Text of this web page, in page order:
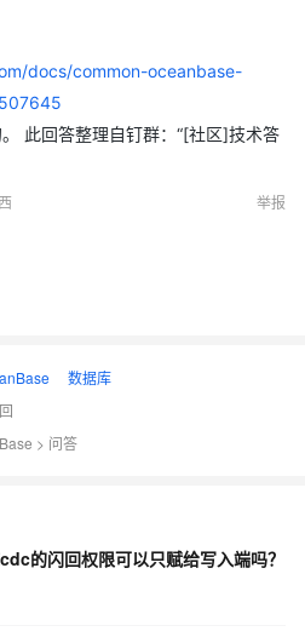
docs/common-oceanbase-
此回答整理自钉群：“[社区]技术答
举报
数据库
> 问答
的闪回权限可以只赋给写入端吗？